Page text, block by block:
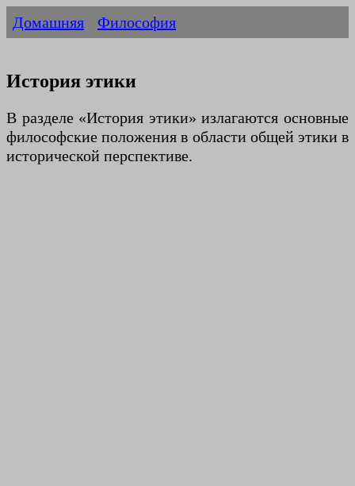
Домашняя Философия
История этики
В разделе «История этики» излагаются основные
философские положения в области общей этики в
исторической перспективе.